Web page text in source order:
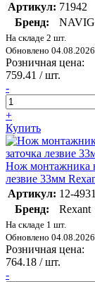
Артикул: 71942
Бренд:
На складе 2 шт.
Обновлено 04.08.2026
Розничная цена:
759.41 / шт.
-
+
Купить
Нож монтажника
лезвие 33мм
Артикул: 12-4931
Бренд:
Rexant
На складе 1 шт.
Обновлено 04.08.2026
Розничная цена:
764.18 / шт.
-